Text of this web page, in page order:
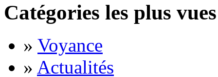
Catégories les plus vues
» Voyance
» Actualités